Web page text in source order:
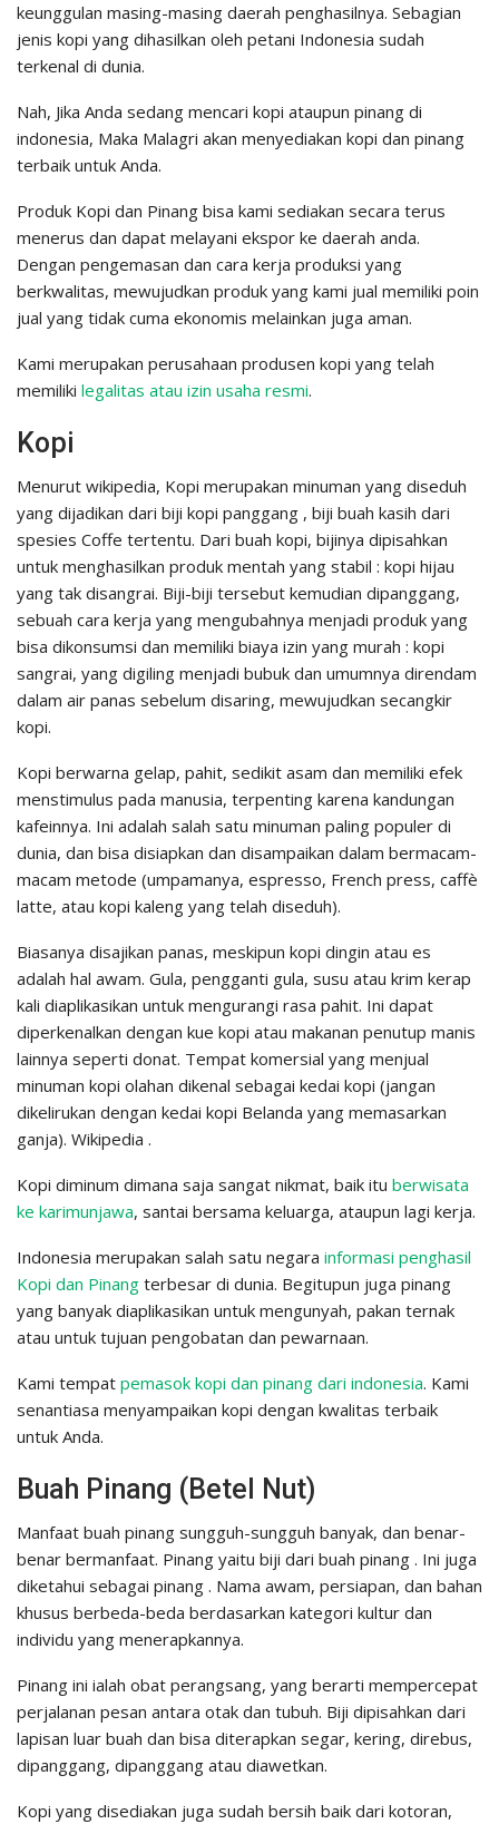
keunggulan masing-masing daerah penghasilnya. Sebagian
jenis kopi yang dihasilkan oleh petani Indonesia sudah
terkenal di dunia.
Nah, Jika Anda sedang mencari kopi ataupun pinang di
indonesia, Maka Malagri akan menyediakan kopi dan pinang
terbaik untuk Anda.
Produk Kopi dan Pinang bisa kami sediakan secara terus
menerus dan dapat melayani ekspor ke daerah anda.
Dengan pengemasan dan cara kerja produksi yang
berkwalitas, mewujudkan produk yang kami jual memiliki poin
jual yang tidak cuma ekonomis melainkan juga aman.
Kami merupakan perusahaan produsen kopi yang telah
memiliki legalitas atau izin usaha resmi.
Kopi
Menurut wikipedia, Kopi merupakan minuman yang diseduh
yang dijadikan dari biji kopi panggang , biji buah kasih dari
spesies Coffe tertentu. Dari buah kopi, bijinya dipisahkan
untuk menghasilkan produk mentah yang stabil : kopi hijau
yang tak disangrai. Biji-biji tersebut kemudian dipanggang,
sebuah cara kerja yang mengubahnya menjadi produk yang
bisa dikonsumsi dan memiliki biaya izin yang murah : kopi
sangrai, yang digiling menjadi bubuk dan umumnya direndam
dalam air panas sebelum disaring, mewujudkan secangkir
kopi.
Kopi berwarna gelap, pahit, sedikit asam dan memiliki efek
menstimulus pada manusia, terpenting karena kandungan
kafeinnya. Ini adalah salah satu minuman paling populer di
dunia, dan bisa disiapkan dan disampaikan dalam bermacam-
macam metode (umpamanya, espresso, French press, caffè
latte, atau kopi kaleng yang telah diseduh).
Biasanya disajikan panas, meskipun kopi dingin atau es
adalah hal awam. Gula, pengganti gula, susu atau krim kerap
kali diaplikasikan untuk mengurangi rasa pahit. Ini dapat
diperkenalkan dengan kue kopi atau makanan penutup manis
lainnya seperti donat. Tempat komersial yang menjual
minuman kopi olahan dikenal sebagai kedai kopi (jangan
dikelirukan dengan kedai kopi Belanda yang memasarkan
ganja). Wikipedia .
Kopi diminum dimana saja sangat nikmat, baik itu berwisata
ke karimunjawa, santai bersama keluarga, ataupun lagi kerja.
Indonesia merupakan salah satu negara informasi penghasil
Kopi dan Pinang terbesar di dunia. Begitupun juga pinang
yang banyak diaplikasikan untuk mengunyah, pakan ternak
atau untuk tujuan pengobatan dan pewarnaan.
Kami tempat pemasok kopi dan pinang dari indonesia. Kami
senantiasa menyampaikan kopi dengan kwalitas terbaik
untuk Anda.
Buah Pinang (Betel Nut)
Manfaat buah pinang sungguh-sungguh banyak, dan benar-
benar bermanfaat. Pinang yaitu biji dari buah pinang . Ini juga
diketahui sebagai pinang . Nama awam, persiapan, dan bahan
khusus berbeda-beda berdasarkan kategori kultur dan
individu yang menerapkannya.
Pinang ini ialah obat perangsang, yang berarti mempercepat
perjalanan pesan antara otak dan tubuh. Biji dipisahkan dari
lapisan luar buah dan bisa diterapkan segar, kering, direbus,
dipanggang, dipanggang atau diawetkan.
Kopi yang disediakan juga sudah bersih baik dari kotoran,